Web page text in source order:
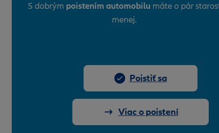
S dobrým poistením automobilu máte o pár
menej.
Poistiť sa
Viac o poistení